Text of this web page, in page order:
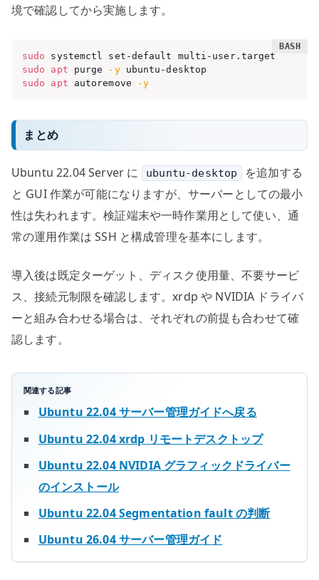
境で確認してから実施します。
sudo
sudo
apt purge -y
sudo
apt autoremove -y
まとめ
Ubuntu 22.04 Server に ubuntu-desktop
を追加する
と GUI 作業が可能になりますが、サーバーとしての最小
性は失われます。検証端末や一時作業用として使い、通
常の運用作業は SSH と構成管理を基本にします。
導入後は既定ターゲット、ディスク使用量、不要サービ
ス、接続元制限を確認します。xrdp や NVIDIA ドライバ
ーと組み合わせる場合は、それぞれの前提も合わせて確
認します。
関連する記事
Ubuntu 22.04 サーバー管理ガイドへ戻る
Ubuntu 22.04 xrdp リモートデスクトップ
Ubuntu 22.04 NVIDIA グラフィックドライバー
のインストール
Ubuntu 22.04 Segmentation fault の判断
Ubuntu 26.04 サーバー管理ガイド